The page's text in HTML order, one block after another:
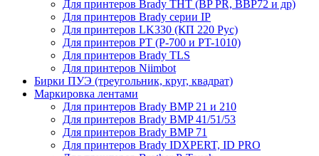
Для принтеров Brady THT (BP PR, BBP72 и др)
Для принтеров Brady серии IP
Для принтеров LK330 (КП 220 Рус)
Для принтеров PT (P-700 и PT-1010)
Для принтеров Brady TLS
Для принтеров Niimbot
Бирки ПУЭ (треугольник, круг, квадрат)
Маркировка лентами
Для принтеров Brady BMP 21 и 210
Для принтеров Brady BMP 41/51/53
Для принтеров Brady BMP 71
Для принтеров Brady IDXPERT, ID PRO